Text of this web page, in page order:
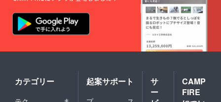
支援を
してい
ただく
にて上
乗せ金
額を設
ことが
できま
す。
くださ
い。 (※
読み上
ボード
ゲーム
の
ンプレ
イ会の
参加を
ただ
き、他
の参加
者や制
作メン
バーと
ボード
次回発
売予定
のボー
環境 ＊
使用
ツー
ル:Zoo
m・
Udonari
um ＊内
にアク
セスい
ただ
き、他
が苦手
な人も
心理戦
が楽し
める
です。
て質問
がござ
いまし
たら
大幅に
登録者
数が減
少して
ため、
企画に
参加
し、自
身の配
際、"備
考欄"に
ご自身
はニッ
ど、
YouTub
e配信の
読み上
narium
にアク
セスい
き、他
の参加
者や制
バーと
ボード
ゲーム
「Anfa
カテゴリー 起案サポート
サ
ー
CAMP
FIRE